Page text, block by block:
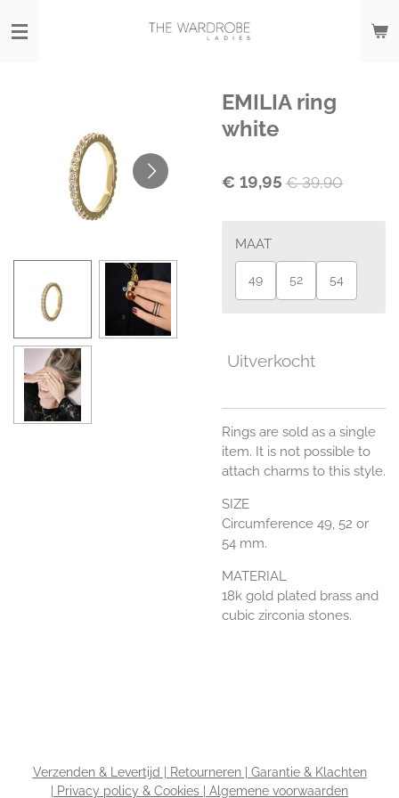
direct
EMILIA ring
white
€ 19,95 € 39,90
MAAT
49 52 54
Uitverkocht
Rings are sold as a single
item. It is not possible to
attach charms to this style.
SIZE
Circumference 49, 52 or
54 mm.
MATERIAL
18k gold plated brass and
cubic zirconia stones.
Verzenden & Levertijd | Retourneren | Garantie & Klachten
Privacy policy & Cookies | Algemene voorwaarden